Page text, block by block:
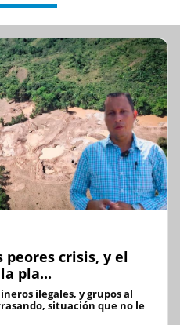
peores crisis, y el
pla...
ilegales, y grupos al
situación que no le